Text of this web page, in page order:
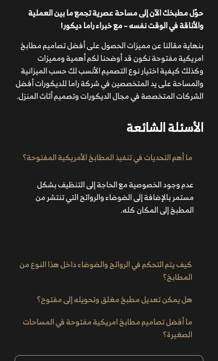
حوّل مطبخك الآن إلى مساحة عصرية تجمع ما بين العملية
والأناقة في الوقت نفسه – مع خبراء راما ديكور!
بنهاية مقالنا عن مميزات الحصول على أفضل تصاميم مطابخ
امريكية مفتوحة نكون قد أوضحنا لكم أهمية ومميزات
وكذلك كيفية اختيار نوع التصميم الأنسب لك حسب الميزانية
والمساحة على يد المتخصصين في شركةراما للديكوراتأفضل
الشركات المتخصصة في مجال الديكورات وتصميم أثاث المنزل.
الأسئلة الشائعة
ما أهم التحديات في تنفيذ المطابخ الأمريكية المفتوحة؟
عدم وجود الخصوصية مع الحاجة إلى التنظيف بشكل
مستمر بالإضافة إلى الضوضاء والروائح التي تنتشر من
المطبخ إلى المكان كله.
كيف يتم التحكم في الروائح والضوضاء داخل هذا النوع من
المطابخ؟
هل يمكن تعديل مطبخ مغلق وتحويله إلى مفتوح؟
ما أفضل تصاميم مطابخ امريكية مفتوحة في المساحات
الصغيرة؟